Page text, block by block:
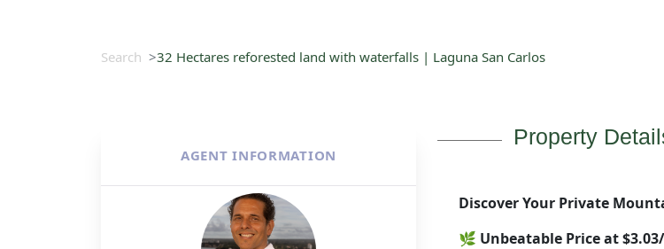
Search 32 Hectares reforested land with waterfalls | Laguna San Carlos
AGENT INFORMATION
Property
Discover Your Private
🌿 Unbeatable Price at